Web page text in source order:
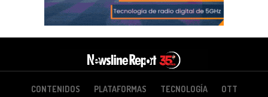
CONTENIDOS PLATAFORMAS TECNOLOGÍA OTT